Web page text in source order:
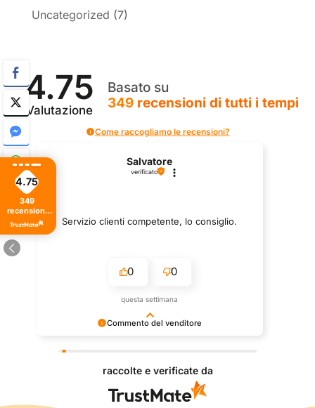
Uncategorized (7)
4.75
Valutazione
Basato su
349recensioni di tutti i tempi
Come raccogliamo le recensioni?
Commento del venditore
servizio giusto a clienti così fantastici. Grazie
Salvatore
verificato
Servizio clienti competente, lo consiglio.
0 0
questa settimana
raccolte e verificate da
4.75
349
recensioni
di tutti i